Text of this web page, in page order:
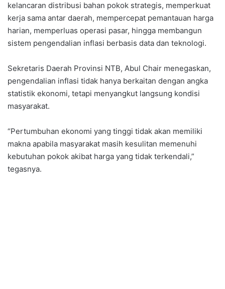
kelancaran distribusi bahan pokok strategis, memperkuat
kerja sama antar daerah, mempercepat pemantauan harga
harian, memperluas operasi pasar, hingga membangun
sistem pengendalian inflasi berbasis data dan teknologi.
Sekretaris Daerah Provinsi NTB, Abul Chair menegaskan,
pengendalian inflasi tidak hanya berkaitan dengan angka
statistik ekonomi, tetapi menyangkut langsung kondisi
masyarakat.
“Pertumbuhan ekonomi yang tinggi tidak akan memiliki
makna apabila masyarakat masih kesulitan memenuhi
kebutuhan pokok akibat harga yang tidak terkendali,”
tegasnya.